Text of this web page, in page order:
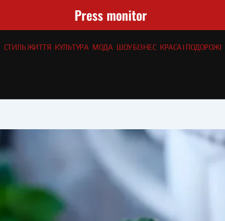
Press monitor
СТИЛЬ ЖИТТЯ КУЛЬТУРА МОДА ШОУ БІЗНЕС КРАСА І ПОДОРОЖІ